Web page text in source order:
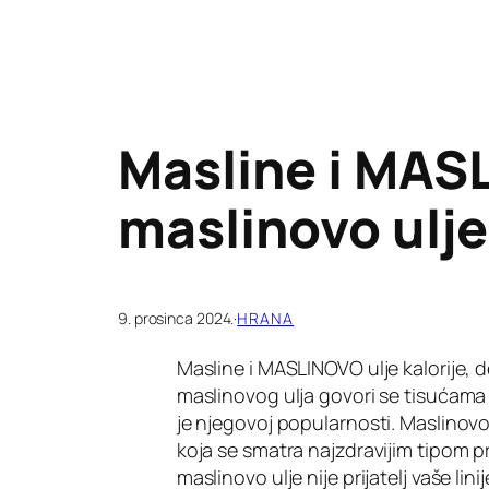
Masline i
maslinovo
9. prosinca 2024.·HRANA
Masline i MASLINOVO ulje
maslinovog ulja govori se
je njegovoj popularnosti.
koja se smatra najzdravijim tipom
maslinovo ulje nije prijatelj vaše